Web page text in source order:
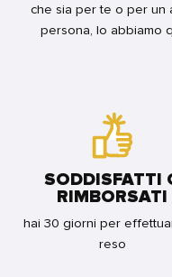
che sia per te o per un
persona, lo abbiamo
SODDISFATTI
RIMBORSATI
hai 30 giorni per
reso